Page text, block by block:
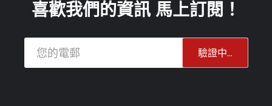
喜歡我們的資訊 馬上訂閱！